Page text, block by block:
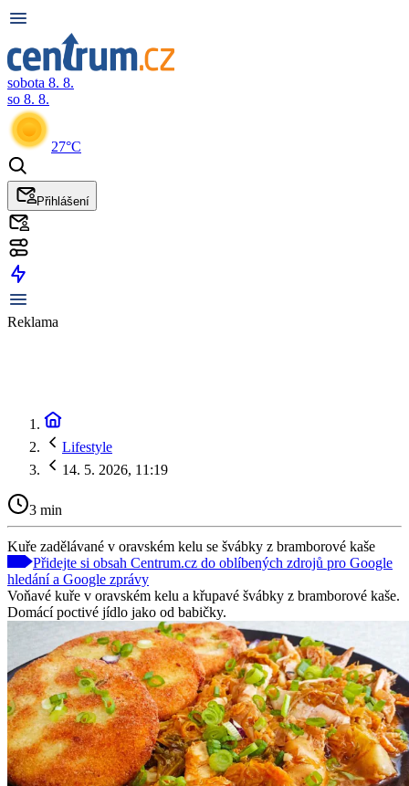
sobota 8. 8.
so 8. 8.
27°C
Přihlášení
Reklama
Lifestyle
14. 5. 2026, 11:19
3 min
Kuře zadělávané v oravském kelu se švábky z bramborové kaše
Přidejte si obsah Centrum.cz do oblíbených zdrojů pro Google
hledání a Google zprávy
Voňavé kuře v oravském kelu a křupavé švábky z bramborové kaše.
Domácí poctivé jídlo jako od babičky.